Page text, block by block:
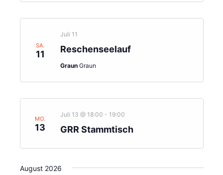
SA.
11 Reschenseelauf
Juli 11
Graun Graun
MO.
13 GRR Stammtisch
Juli 13 @ 18:00 - 19:00
August 2026